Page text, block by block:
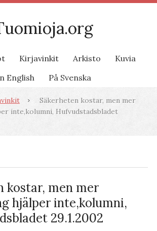
Kirjavinkit Arkisto
Kuvia
English
På Svenska
Säkerheten kostar, men mer
inte,kolumni, Hufvudstadsbladet
kostar, men mer
hjälper inte,kolumni,
29.1.2002